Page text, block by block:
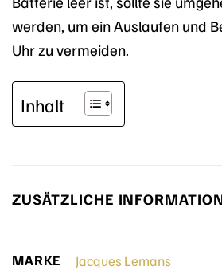
werden, um ein Auslaufen und
Uhr zu vermeiden.
Inhalt
ZUSÄTZLICHE
MARKE Jacques Lemans